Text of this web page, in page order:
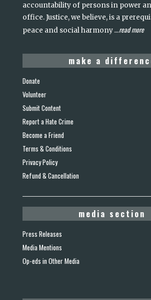
accountability of persons in power
office. Justice, we believe, is a
peace and social harmony...read more
make a
Donate
Volunteer
Submit Content
Report a Hate Crime
Become a Friend
Terms & Conditions
Privacy Policy
Refund & Cancellation
media section
Press Releases
Media Mentions
Op-eds in Other Media